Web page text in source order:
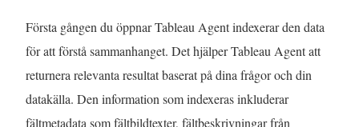
t
t
n
y
t
Första gången du öppnar Tableau Agent indexerar den data
för att förstå sammanhanget. Det hjälper Tableau Agent att
returnera relevanta resultat baserat på dina frågor och din
datakälla. Den information som indexeras inkluderar
fältmetadata som fältbildtexter, fältbeskrivningar från